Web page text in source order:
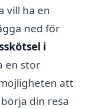
vill ha en
ned för
i
en stor
att
din resa